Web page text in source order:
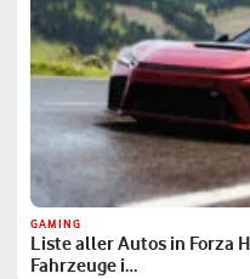
GAMING
Liste aller Autos in Forza
Fahrzeuge i…